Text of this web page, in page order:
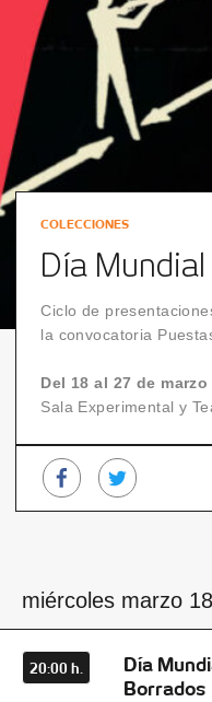
COLECCIONES
Día
Ciclo de
la convocatoria
Del 18 al 27 de marzo
Sala Experimental y
miércoles marzo
20:00 h.
Día
Borrados